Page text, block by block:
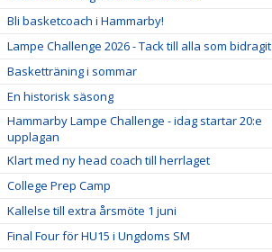
Bli basketcoach i Hammarby!
Lampe Challenge 2026 - Tack till alla som bidragit
Basketträning i sommar
En historisk säsong
Hammarby Lampe Challenge - idag startar 20:e
upplagan
Klart med ny head coach till herrlaget
College Prep Camp
Kallelse till extra årsmöte 1 juni
Final Four för HU15 i Ungdoms SM